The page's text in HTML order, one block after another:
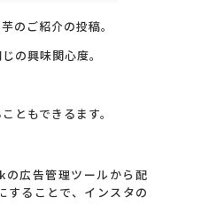
のご紹介の投稿。
の興味関心度。
ともできるます。
広告管理ツールから配
することで、インスタの